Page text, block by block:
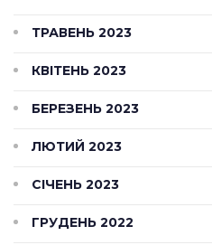
ТРАВЕНЬ 2023
КВІТЕНЬ 2023
БЕРЕЗЕНЬ 2023
ЛЮТИЙ 2023
СІЧЕНЬ 2023
ГРУДЕНЬ 2022